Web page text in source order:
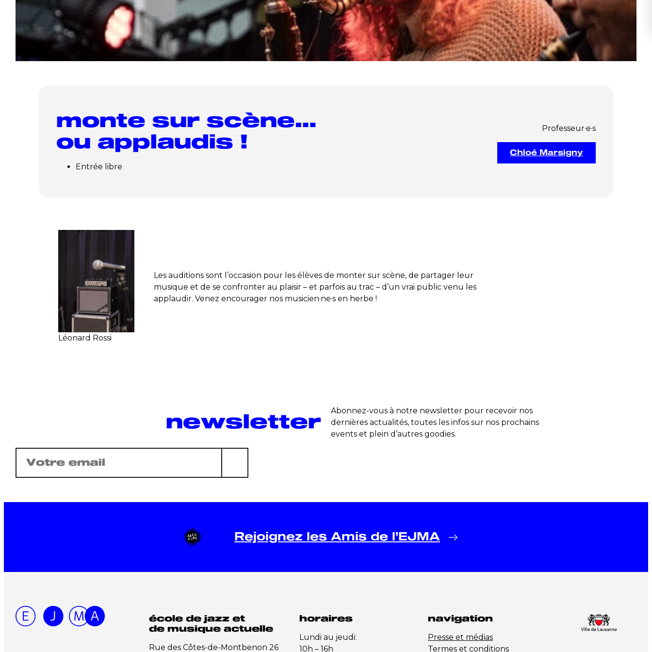
monte sur scène…
ou applaudis !
Entrée libre
Professeur·e·s
Chloé Marsigny
Léonard Rossi
Les auditions sont l’occasion pour les élèves de monter sur scène, de partager leur
musique et de se confronter au plaisir – et parfois au trac – d’un vrai public venu les
applaudir. Venez encourager nos musicien·ne·s en herbe !
newsletter
Abonnez-vous à notre newsletter pour recevoir nos
dernières actualités, toutes les infos sur nos prochains
events et plein d’autres goodies.
mail
(Nécessaire)
Rejoignez les Amis de l’EJMA
école de jazz et
de musique actuelle
Rue des Côtes-de-Montbenon 26
horaires
Lundi au jeudi:
10h – 16h
navigation
Presse et médias
Termes et conditions